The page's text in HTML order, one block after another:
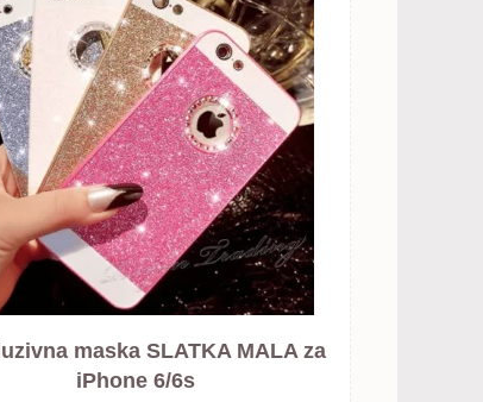
maska SLATKA MALA za
iPhone 6/6s